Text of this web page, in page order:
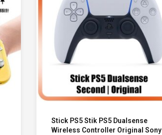
Stick PS5 Stik PS5 Dualsense
Wireless Controller Original Sony